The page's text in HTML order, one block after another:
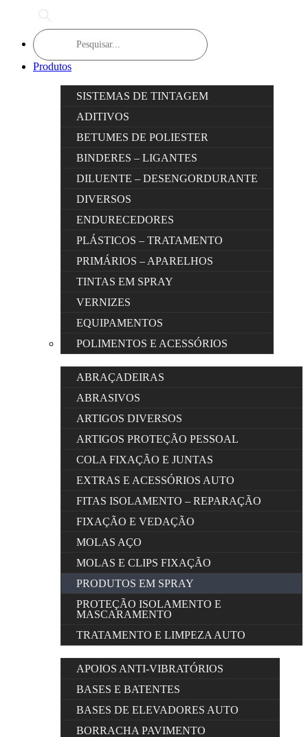
Products
search
Produtos
SISTEMAS DE TINTAGEM
ADITIVOS
BETUMES DE POLIESTER
BINDERES – LIGANTES
DILUENTE – DESENGORDURANTE
DIVERSOS
ENDURECEDORES
PLÁSTICOS – TRATAMENTO
PRIMÁRIOS – APARELHOS
TINTAS EM SPRAY
VERNIZES
EQUIPAMENTOS
POLIMENTOS E ACESSÓRIOS
ABRAÇADEIRAS
ABRASIVOS
ARTIGOS DIVERSOS
ARTIGOS PROTEÇÃO PESSOAL
COLA FIXAÇÃO E JUNTAS
EXTRAS E ACESSÓRIOS AUTO
FITAS ISOLAMENTO – REPARAÇÃO
FIXAÇÃO E VEDAÇÃO
MOLAS AÇO
MOLAS E CLIPS FIXAÇÃO
PRODUTOS EM SPRAY
PROTEÇÃO ISOLAMENTO E
MASCARAMENTO
TRATAMENTO E LIMPEZA AUTO
APOIOS ANTI-VIBRATÓRIOS
BASES E BATENTES
BASES DE ELEVADORES AUTO
BORRACHA PAVIMENTO